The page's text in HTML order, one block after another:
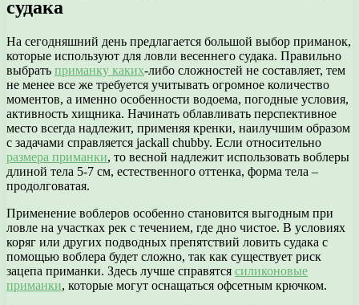
судака
На сегодняшний день предлагается большой выбор приманок,
которые используют для ловли весеннего судака. Правильно
выбрать приманку каких-либо сложностей не составляет, тем
не менее все же требуется учитывать огромное количество
моментов, а именно особенности водоема, погодные условия,
активность хищника. Начинать облавливать перспективное
место всегда надлежит, применяя кренки, наилучшим образом
с задачами справляется jackall chubby. Если относительно
размера приманки, то весной надлежит использовать воблеры
длиной тела 5-7 см, естественного оттенка, форма тела –
продолговатая.
Применение воблеров особенно становится выгодным при
ловле на участках рек с течением, где дно чистое. В условиях
коряг или других подводных препятствий ловить судака с
помощью воблера будет сложно, так как существует риск
зацепа приманки. Здесь лучше справятся силиконовые
приманки, которые могут оснащаться офсетным крючком.